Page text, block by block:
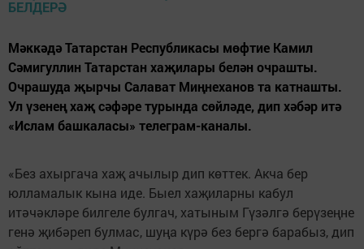
Мәккәдә Татарстан Республикасы мөфтие Камил
Сәмигуллин Татарстан хаҗилары белән очрашты.
Очрашуда җырчы Салават Миңнеханов та катнашты.
Ул үзенең хаҗ сәфәре турында сөйләде, дип хәбәр итә
«Ислам башкаласы» телеграм-каналы.
«Без ахыргача хаҗ ачылыр дип көттек. Акча бер
юлламалык кына иде. Быел хаҗиларны кабул
итәчәкләре билгеле булгач, хатыным Гүзәлгә берүзеңне
генә җибәреп булмас, шуңа күрә без бергә барабыз, дип